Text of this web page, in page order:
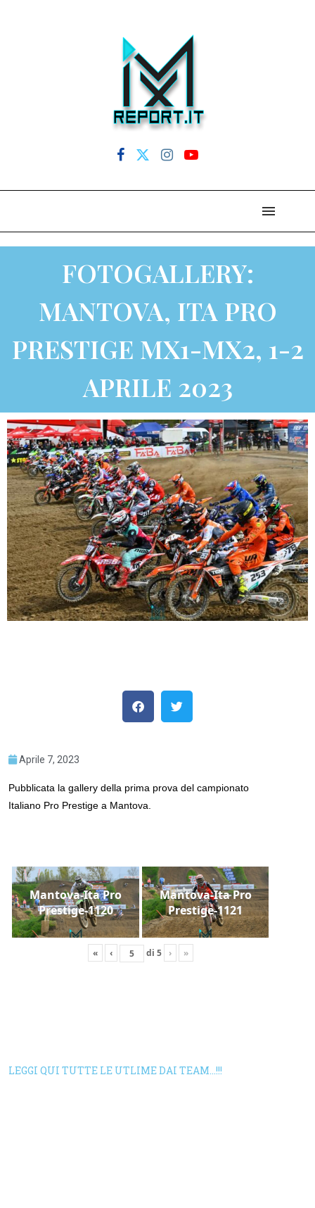
FOTOGALLERY:
MANTOVA, ITA PRO
PRESTIGE MX1-MX2, 1-2
APRILE 2023
Aprile 7, 2023
Pubblicata la gallery della prima prova del campionato
Italiano Pro Prestige a Mantova.
Mantova-Ita Pro
Prestige-1120
Mantova-Ita Pro
Prestige-1121
« ‹ di 5 › »
LEGGI QUI TUTTE LE UTLIME DAI TEAM…!!!